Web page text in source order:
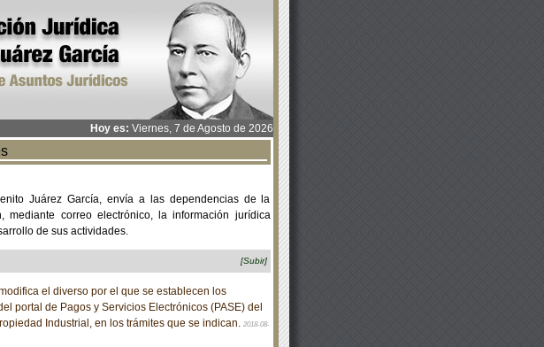
Hoy es: Viernes, 7 de Agosto de 2026
Juárez García, envía a las dependencias de la
mediante correo electrónico, la información jurídica
de sus actividades.
[Subir]
el diverso por el que se establecen los
portal de Pagos y Servicios Electrónicos (PASE) del
Industrial, en los trámites que se indican. 2018-08-